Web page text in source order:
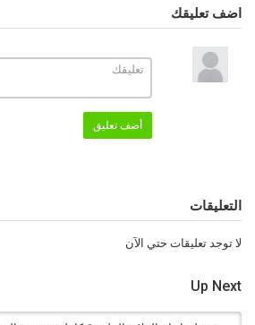
مسلسلات عربية 2020
الكلمات الدلالية
القلايد 7 ,
القلايد, مسلسل القلايد الحلقة 7 كاملة
اضف تعليقك
أضف تعليق
التعليقات
لا توجد تعليقات حتي الآن
Up Next